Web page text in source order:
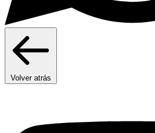
Volver atrás